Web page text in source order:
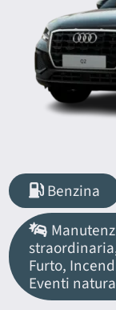
Benzina
Furto,
Eventi